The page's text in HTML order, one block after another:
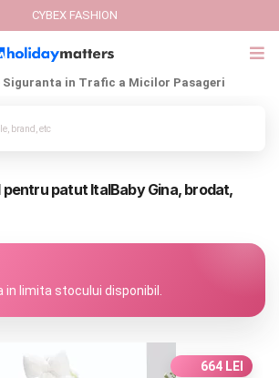
COPII
CYBEX FASHION
in Trafic a Micilor Pasageri
patut ItalBaby Gina, brodat,
in limita stocului disponibil.
664 LEI